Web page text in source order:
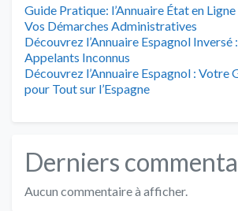
Guide Pratique: l’Annuaire État en
Vos Démarches Administratives
Découvrez l’Annuaire Espagnol
Appelants Inconnus
Découvrez l’Annuaire Espagnol : Votre
pour Tout sur l’Espagne
Derniers
Aucun commentaire à afficher.